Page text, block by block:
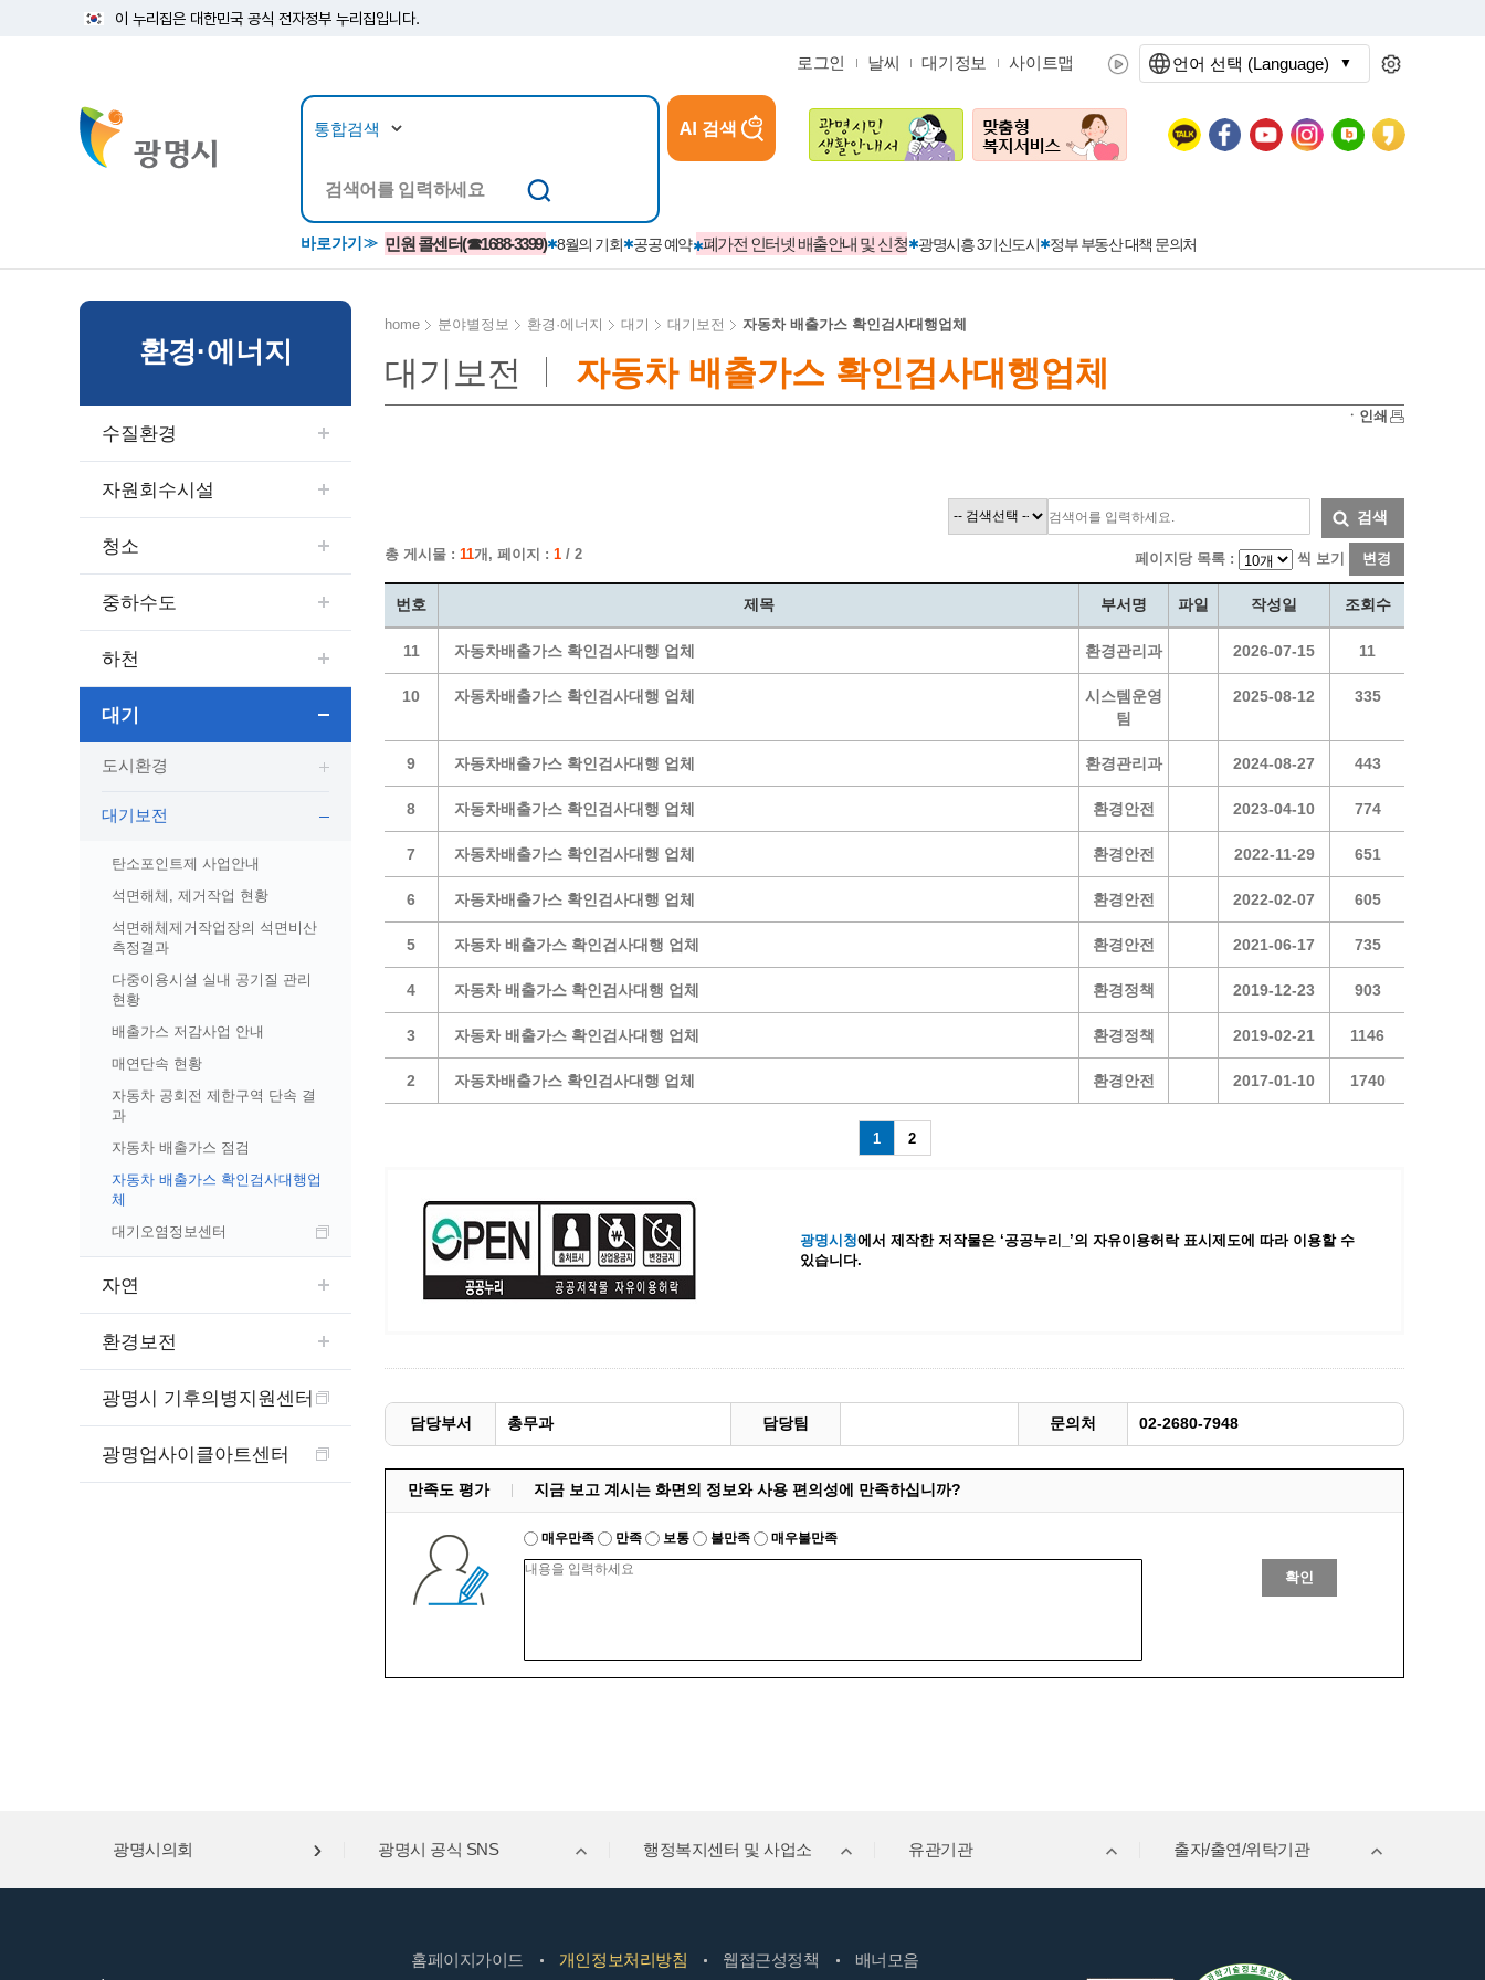
이 누리집은 대한민국 공식 전자정부 누리집입니다.
로그인 날씨 대기정보 사이트맵
AI 검색
바로가기 민원 콜센터(☎1688-3399) 8월의 기회 공공 예약 폐가전 인터넷 배출안내 및 신청 광명시흥 3기신도시 정부 부동산 대책 문의처
뉴스/정보공개
고시/공고/입법예고
행사ㆍ축제
보도자료
보도자료(2021.4월이전)
소식지/카카오톡플러스친구
반상회보
시정자료실
법무행정
정보공개현황
통계
사회조사
사전정보공표
행정정보공개안내
행정정보공개청구
업무추진비(부서장)
업무추진비(시장·부시장·실국장)
상품권 구매·사용
예산집행실명공개
행정재산 관리위탁 현황 공개
공공시설물 설치 비용 공개
인사운영통계
겸직허가 현황
주민자치센터
고향사랑기부제
시청안내
광명시 현황
광명의 역사
국내외 교류
시민이용시설
민원/참여
종합민원실 안내도
종합민원상담센터
민원상담전화
어디서나 민원
민원 제증명 수수료 면제사항
행정처리기준편람
행정정보공동이용
대법원인터넷등기소
110화상수화통역서비스
민원편람
절차
자주하는 질문
민원조정제도
사전심사청구제
구술 및 전화민원
설치현황
발급 받을 수 있는 증명
정부24
청탁금지법 온라인 콜센터
365민원실 운영현황
시민옴부즈만 제도 소개
민원서식
길고양이 중성화 신청
센터소개
위치안내
상담안내
시민의 소리
가족관계등록
여권민원
부동산민원
광명시 시민원탁회의
행정규제 개혁
시민건의
고향사랑기부제
광명동굴딸기 스마트팜 체험프로그램
주말농장신청
상자텃밭신청
지역경제활성화/교육/일자리
교육정보
평생학습원
(재)경기도민회장학회 장학금
교복지원금 신청
광명일자리센터
취업지원 프로그램 운영 현황
지역맞춤형 일자리 창출 지원사업
공공일자리
지역공동체 일자리 사업
문화관광
단원소개
예술/공연단체
착한가격지정업소
영화상영관 현황
출판사 및 인쇄소 현황
박물관/미술관 현황
문화유통업 현황
문화관광 해설사
관광 편의시설업
역사관
환경·에너지
수질환경
자원회수시설
청소
중하수도
하천
대기
도시환경
대기보전
탄소포인트제 사업안내
석면해체, 제거작업 현황
석면해체제거작업장의 석면비산
측정결과
다중이용시설 실내 공기질 관리
현황
배출가스 저감사업 안내
매연단속 현황
자동차 공회전 제한구역 단속 결
과
자동차 배출가스 점검
자동차 배출가스 확인검사대행업
체
대기오염정보센터
자연
환경보전
광명시 기후의병지원센터
광명업사이클아트센터
home 분야별정보 환경·에너지 대기 대기보전 자동차 배출가스 확인검사대행업체
대기보전 자동차 배출가스 확인검사대행업체
ㆍ인쇄
검색
총 게시물 : 11개, 페이지 : 1 / 2 페이지당 목록 : 씩 보기 변경
번호 제목 부서명 파일 작성일 조회수
11 자동차배출가스 확인검사대행 업체 환경관리과 2026-07-15 11
10 자동차배출가스 확인검사대행 업체
시스템운영
팀
2025-08-12 335
9 자동차배출가스 확인검사대행 업체 환경관리과 2024-08-27 443
8 자동차배출가스 확인검사대행 업체 환경안전 2023-04-10 774
7 자동차배출가스 확인검사대행 업체 환경안전 2022-11-29 651
6 자동차배출가스 확인검사대행 업체 환경안전 2022-02-07 605
5 자동차 배출가스 확인검사대행 업체 환경안전 2021-06-17 735
4 자동차 배출가스 확인검사대행 업체 환경정책 2019-12-23 903
3 자동차 배출가스 확인검사대행 업체 환경정책 2019-02-21 1146
2 자동차배출가스 확인검사대행 업체 환경안전 2017-01-10 1740
1 2
광명시청에서 제작한 저작물은 ‘공공누리_’의 자유이용허락 표시제도에 따라 이용할 수
있습니다.
담당부서 총무과 담당팀 문의처 02-2680-7948
만족도 평가 지금 보고 계시는 화면의 정보와 사용 편의성에 만족하십니까?
매우만족 만족 보통 불만족 매우불만족
확인
광명시의회 광명시 공식 SNS 행정복지센터 및 사업소 유관기관 출자/출연/위탁기관
홈페이지가이드 개인정보처리방침 웹접근성정책 배너모음
언어 선택 (Language)